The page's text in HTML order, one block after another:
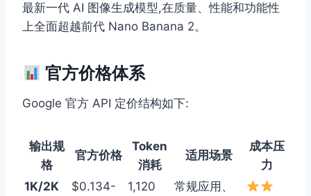
最新一代 AI 图像生成模型,在质量、性能和功能性
上全面超越前代 Nano Banana 2。
官方价格体系
Google 官方 API 定价结构如下:
输出规
格
官方价格
Token
消耗
适用场景
成本压
力
1K/2K
$0.134-
1,120
常规应用、